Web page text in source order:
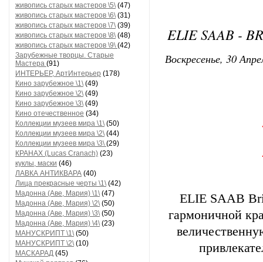
живопись старых мастеров \5\(47)
живопись старых мастеров \6\(31)
живопись старых мастеров \7\(39)
живопись старых мастеров \8\(48)
живопись старых мастеров \9\(42)
Зарубежные творцы. Старые
Мастера (91)
ИНТЕРЬЕР, АртИнтерьер (178)
Кино зарубежное \1\(49)
Кино зарубежное \2\(49)
Кино зарубежное \3\(49)
Кино отечественное (34)
Коллекции музеев мира \1\(50)
Коллекции музеев мира \2\(44)
Коллекции музеев мира \3\(29)
КРАНАХ (Lucas Cranach) (23)
куклы, маски (46)
ЛАВКА АНТИКВАРА (40)
Лица прекрасные черты \1\(42)
Мадонна (Аве, Мария) \1\(47)
Мадонна (Аве, Мария) \2\(50)
Мадонна (Аве, Мария) \3\(50)
Мадонна (Аве, Мария) \4\(23)
МАНУСКРИПТ \1\(50)
МАНУСКРИПТ \2\(10)
МАСКАРАД (45)
ELIE SAAB -
Воскресенье, 30
ELIE SAAB
гармоничной